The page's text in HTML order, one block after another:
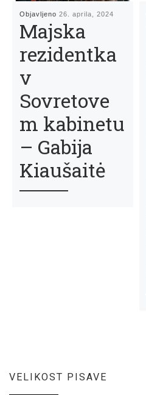
Objavljeno26. aprila, 2024
Majska
rezidentka
v
Sovretove
m kabinetu
– Gabija
Kiaušaitė
VELIKOST PISAVE